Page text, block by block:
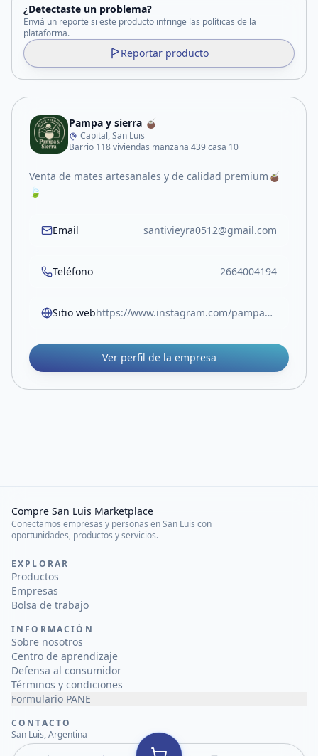
¿Detectaste un problema?
Enviá un reporte si este producto infringe las políticas de la
plataforma.
Reportar producto
Pampa y sierra 🧉
Capital, San Luis
Barrio 118 viviendas manzana 439 casa 10
Venta de mates artesanales y de calidad premium🧉
🍃
Email santivieyra0512@gmail.com
Teléfono 2664004194
Sitio web https://www.instagram.com/pampaysierra?igsh=czB1YTMyd3BqamVn&utm_source=qr
Ver perfil de la empresa
Compre San Luis Marketplace
Conectamos empresas y personas en San Luis con
oportunidades, productos y servicios.
EXPLORAR
Productos
Empresas
Bolsa de trabajo
INFORMACIÓN
Sobre nosotros
Centro de aprendizaje
Defensa al consumidor
Términos y condiciones
Formulario PANE
CONTACTO
San Luis, Argentina